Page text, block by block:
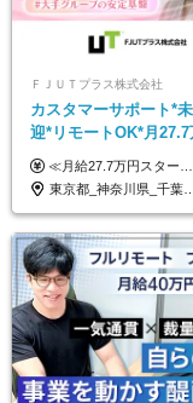
ＦＪＵＴプラス株式会社
カスタマーサポート*
迎*リモートOK*月27.7
与年2回*転勤なし*連休
OK/ZE010232
≪月給27.7万円スタートも可／賞与年2回≫ ■月給21万円～27.7万円＋各種手当＋賞与年2回 ※給与は勤務地に応じて変更します ※年齢や経験・スキルなどを考慮して決定します ※時間外手当は全額支給 ※上記は初年度の月給となります ※試用期間3ヶ月（その他待遇に差異はありません） 【固定残業代について】 なし（残業代は、実際の労働時間に応じて別途全額支給）
東京都_神奈川県_千葉県_大阪府_愛知県_北海道_長野県_石川県_広島県_福岡県